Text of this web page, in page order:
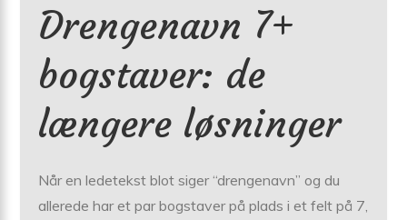
Drengenavn 7+
bogstaver: de
længere løsninger
Når en ledetekst blot siger “drengenavn” og du
allerede har et par bogstaver på plads i et felt på 7,